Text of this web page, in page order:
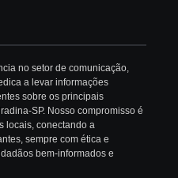
no setor de comunicação,
a levar informações
sobre os principais
SP. Nosso compromisso é
locais, conectando a
sempre com ética e
bem-informados e